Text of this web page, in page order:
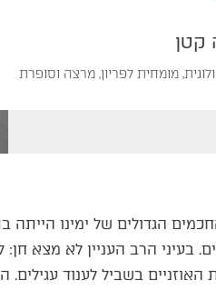
קטן
מומחית לפריון, מרצה וסופרת
הגדולים של ימינו
בעיני הרב העניין לא מצא
בשביל לענוד